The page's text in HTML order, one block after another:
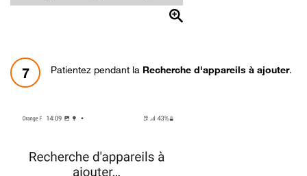
7 Patientez pendant la Recherche d'appareils à ajouter.